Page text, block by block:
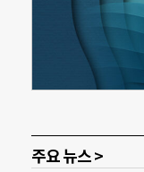
주요 뉴스 >